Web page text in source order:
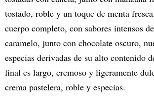
tostado, roble y un toque de menta
cuerpo completo, con sabores intensos
caramelo, junto con chocolate oscuro,
especias derivadas de su alto contenido
final es largo, cremoso y ligeramente
crema pastelera, roble y especias.